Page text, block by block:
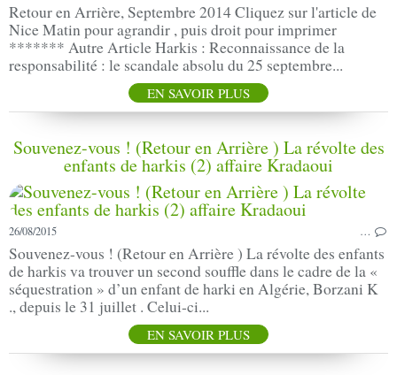
Retour en Arrière, Septembre 2014 Cliquez sur l'article de
Nice Matin pour agrandir , puis droit pour imprimer
******* Autre Article Harkis : Reconnaissance de la
responsabilité : le scandale absolu du 25 septembre...
EN SAVOIR PLUS
Souvenez-vous ! (Retour en Arrière ) La révolte des
enfants de harkis (2) affaire Kradaoui
26/08/2015 …
Souvenez-vous ! (Retour en Arrière ) La révolte des enfants
de harkis va trouver un second souffle dans le cadre de la «
séquestration » d’un enfant de harki en Algérie, Borzani K
., depuis le 31 juillet . Celui-ci...
EN SAVOIR PLUS